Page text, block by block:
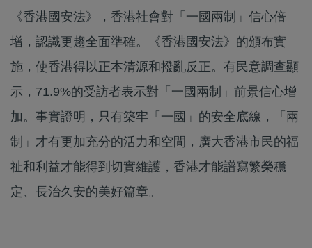
《香港國安法》，香港社會對「一國兩制」信心倍
增，認識更趨全面準確。《香港國安法》的頒布實
施，使香港得以正本清源和撥亂反正。有民意調查顯
示，71.9%的受訪者表示對「一國兩制」前景信心增
加。事實證明，只有築牢「一國」的安全底線，「兩
制」才有更加充分的活力和空間，廣大香港市民的福
祉和利益才能得到切實維護，香港才能譜寫繁榮穩
定、長治久安的美好篇章。